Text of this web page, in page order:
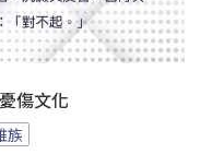
傷文化
族